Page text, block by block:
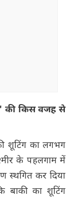
की किस वजह से
शूटिंग का लगभग
के पहलगाम में
स्थगित कर दिया
बाकी का शूटिंग